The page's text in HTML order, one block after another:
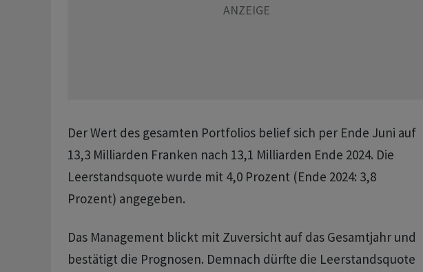
Der Wert des gesamten Portfolios belief sich per Ende Juni auf
13,3 Milliarden Franken nach 13,1 Milliarden Ende 2024. Die
Leerstandsquote wurde mit 4,0 Prozent (Ende 2024: 3,8
Prozent) angegeben.
Das Management blickt mit Zuversicht auf das Gesamtjahr und
bestätigt die Prognosen. Demnach dürfte die Leerstandsquote